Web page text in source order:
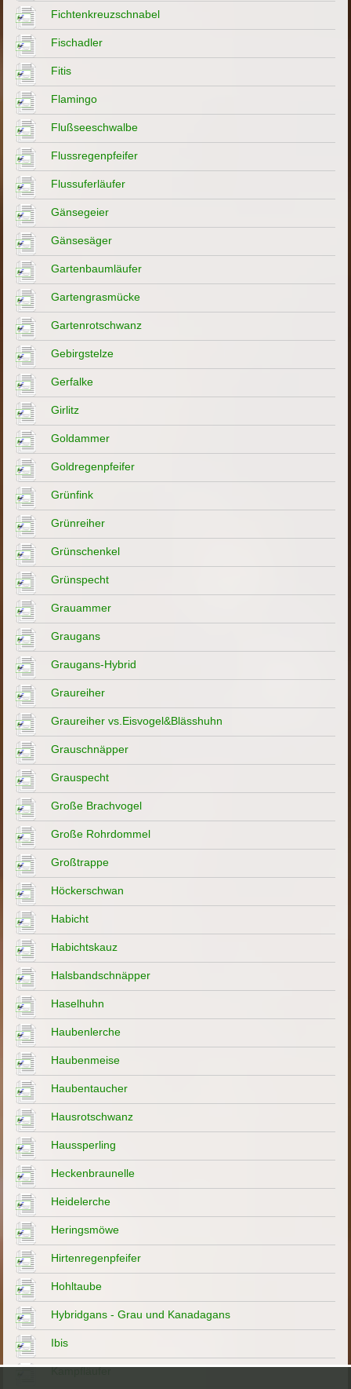
Fichtenkreuzschnabel
Fischadler
Fitis
Flamingo
Flußseeschwalbe
Flussregenpfeifer
Flussuferläufer
Gänsegeier
Gänsesäger
Gartenbaumläufer
Gartengrasmücke
Gartenrotschwanz
Gebirgstelze
Gerfalke
Girlitz
Goldammer
Goldregenpfeifer
Grünfink
Grünreiher
Grünschenkel
Grünspecht
Grauammer
Graugans
Graugans-Hybrid
Graureiher
Graureiher vs.Eisvogel&Blässhuhn
Grauschnäpper
Grauspecht
Große Brachvogel
Große Rohrdommel
Großtrappe
Höckerschwan
Habicht
Habichtskauz
Halsbandschnäpper
Haselhuhn
Haubenlerche
Haubenmeise
Haubentaucher
Hausrotschwanz
Haussperling
Heckenbraunelle
Heidelerche
Heringsmöwe
Hirtenregenpfeifer
Hohltaube
Hybridgans - Grau und Kanadagans
Ibis
Kampfläufer